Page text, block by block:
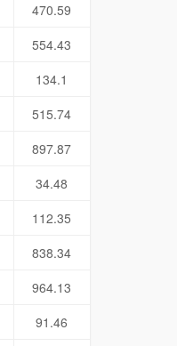
470.59
554.43
134.1
515.74
897.87
34.48
112.35
838.34
964.13
91.46